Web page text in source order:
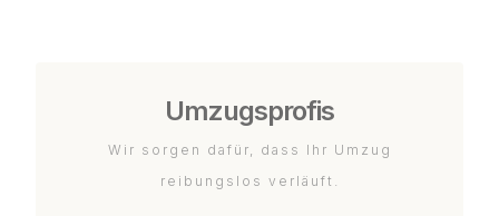
Umzugsprofis
Wir sorgen dafür, dass Ihr Umzug
reibungslos verläuft.